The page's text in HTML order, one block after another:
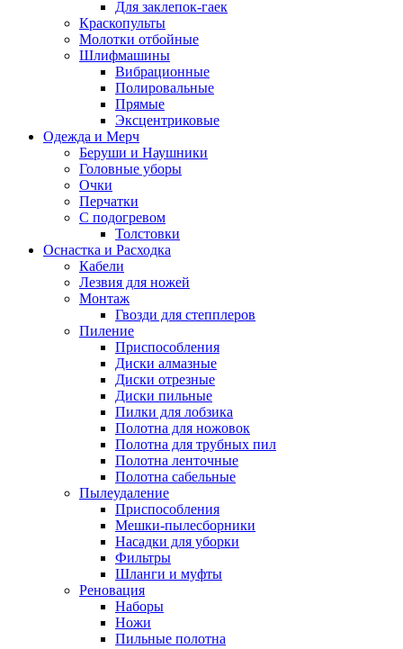
Для заклепок-гаек
Краскопульты
Молотки отбойные
Шлифмашины
Вибрационные
Полировальные
Прямые
Эксцентриковые
Одежда и Мерч
Беруши и Наушники
Головные уборы
Очки
Перчатки
С подогревом
Толстовки
Оснастка и Расходка
Кабели
Лезвия для ножей
Монтаж
Гвозди для степплеров
Пиление
Приспособления
Диски алмазные
Диски отрезные
Диски пильные
Пилки для лобзика
Полотна для ножовок
Полотна для трубных пил
Полотна ленточные
Полотна сабельные
Пылеудаление
Приспособления
Мешки-пылесборники
Насадки для уборки
Фильтры
Шланги и муфты
Реновация
Наборы
Ножи
Пильные полотна